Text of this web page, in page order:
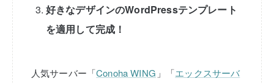
好きなデザインのWordPressテンプレート
を適用して完成！
人気サーバー「Conoha WING 」「エックスサーバ